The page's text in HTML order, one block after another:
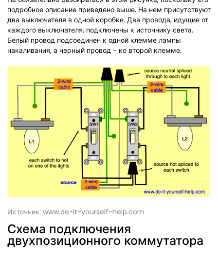
подробное описание приведено выше. На нем присутствуют
два выключателя в одной коробке. Два провода, идущие от
каждого выключателя, подключены к источнику света.
Белый провод подсоединен к одной клемме лампы
накаливания, а черный провод - ко второй клемме.
Источник: www.do-it-yourself-help.com
Схема подключения
двухпозиционного коммутатора